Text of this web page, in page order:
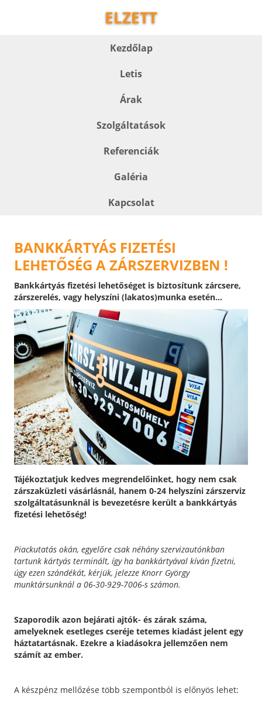
ELZETT
Kezdőlap
Letis
Árak
Szolgáltatások
Referenciák
Galéria
Kapcsolat
BANKKÁRTYÁS FIZETÉSI
LEHETŐSÉG A ZÁRSZERVIZBEN !
Bankkártyás fizetési lehetőséget is biztosítunk zárcsere,
zárszerelés, vagy helyszíni (lakatos)munka esetén...
Tájékoztatjuk kedves megrendelőinket, hogy nem csak
zárszaküzleti vásárlásnál, hanem 0-24 helyszíni zárszerviz
szolgáltatásunknál is bevezetésre került a bankkártyás
fizetési lehetőség!
Piackutatás okán, egyelőre csak néhány szervizautónkban
tartunk kártyás terminált, így ha bankkártyával kíván fizetni,
úgy ezen szándékát, kérjük, jelezze Knorr György
munktársunknál a 06-30-929-7006-s számon.
Szaporodik azon bejárati ajtók- és zárak száma,
amelyeknek esetleges cseréje tetemes kiadást jelent egy
háztatartásnak. Ezekre a kiadásokra jellemzően nem
számít az ember.
A készpénz mellőzése több szempontból is előnyös lehet: